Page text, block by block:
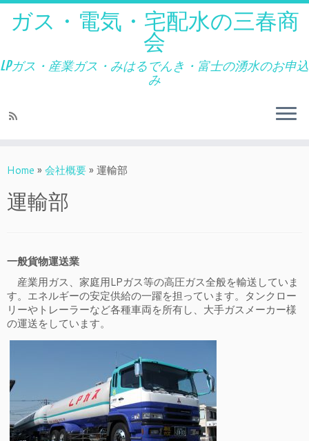
ガス・電気・宅配水の三春商
会
LPガス・産業ガス・みはるでんき・富士の湧水のお申込
み
Home » 会社概要» 運輸部
運輸部
一般貨物運送業
産業用ガス、家庭用LPガス等の高圧ガス全般を輸送していま
す。エネルギーの安定供給の一躍を担っています。タンクロー
リーやトレーラーなど各種車両を所有し、大手ガスメーカー様
の運送をしています。